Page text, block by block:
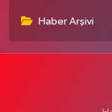
Haber Arşivi